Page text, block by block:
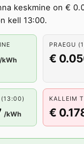
keskmine on €
kell 13:00.
/kWh
PRAEGU
€
(13:00)
/kWh
KALLEIM
€